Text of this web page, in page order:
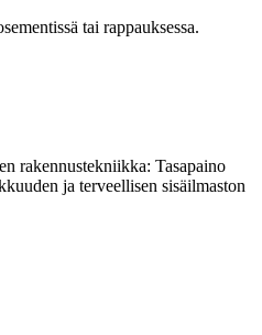
tai rappauksessa.
rakennustekniikka: Tasapaino
ja terveellisen sisäilmaston